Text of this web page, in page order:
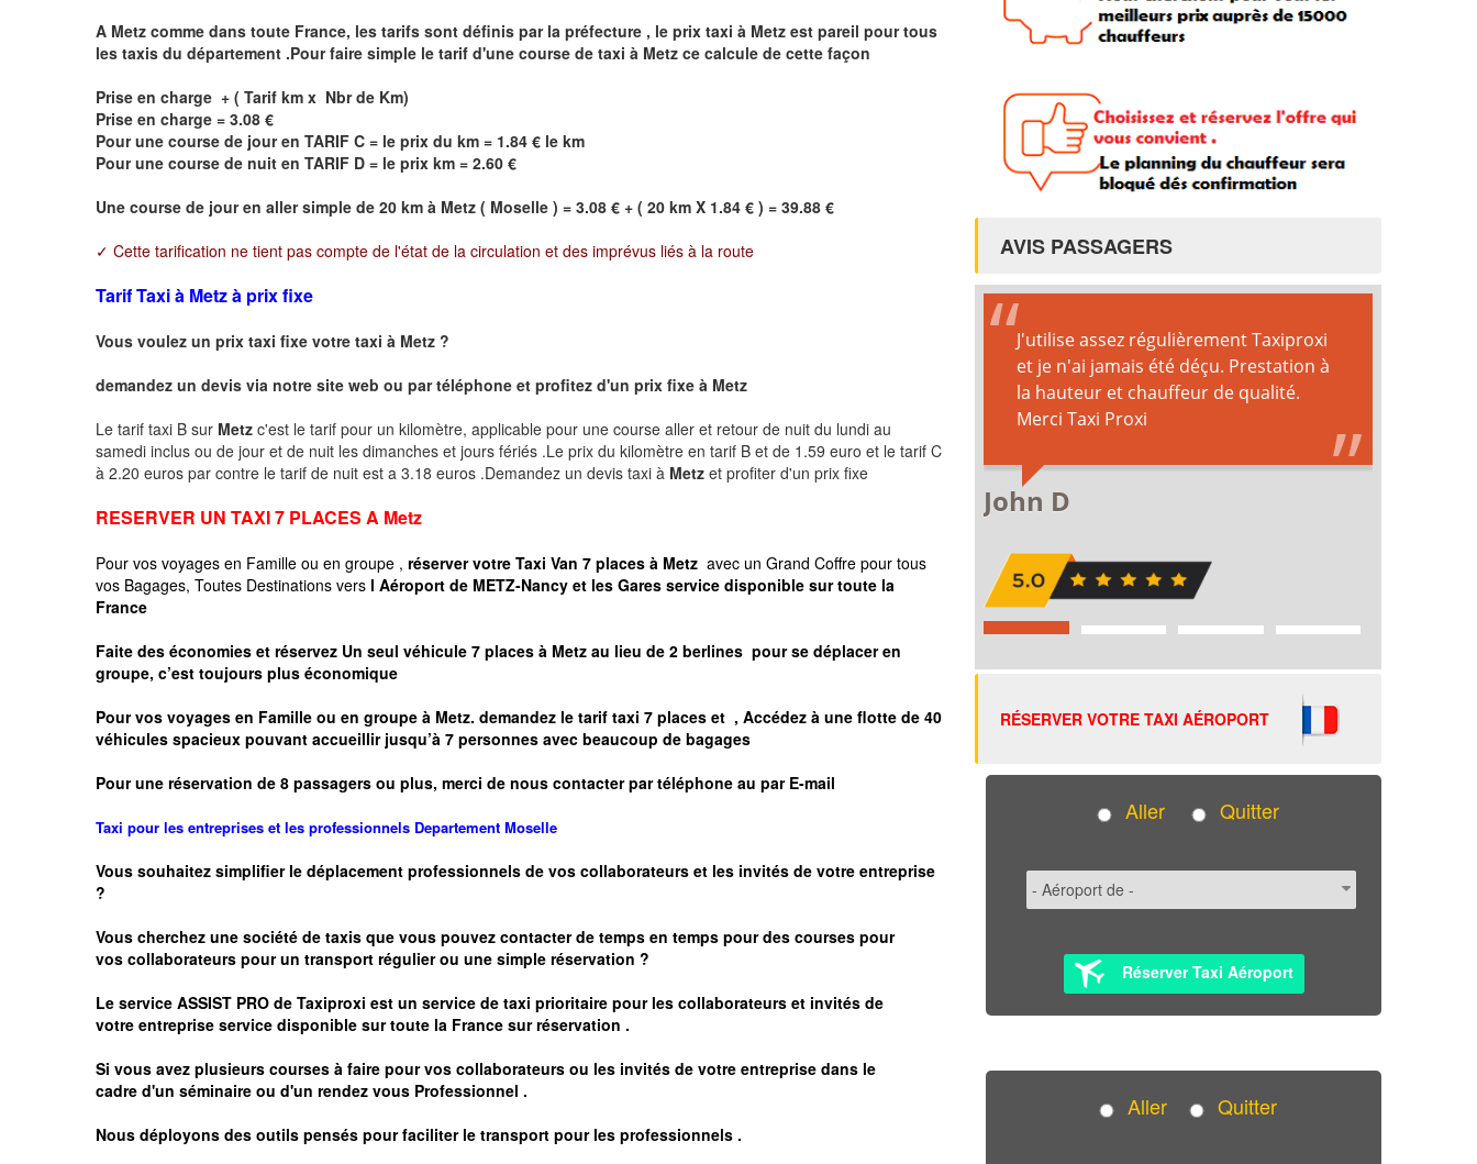
A Metz comme dans toute France, les tarifs sont définis par la préfecture , le prix taxi à Metz est pareil pour tous
les taxis du département .Pour faire simple le tarif d'une course de taxi à Metz ce calcule de cette façon
Prise en charge + ( Tarif km x Nbr de Km)
Prise en charge = 3.08 €
Pour une course de jour en TARIF C = le prix du km = 1.84 € le km
Pour une course de nuit en TARIF D = le prix km = 2.60 €
Une course de jour en aller simple de 20 km à Metz ( Moselle ) = 3.08 € + ( 20 km X 1.84 € ) = 39.88 €
✓ Cette tarification ne tient pas compte de l'état de la circulation et des imprévus liés à la route
Tarif Taxi à Metz à prix fixe
Vous voulez un prix taxi fixe votre taxi à Metz ?
demandez un devis via notre site web ou par téléphone et profitez d'un prix fixe à Metz
Le tarif taxi B sur Metz c'est le tarif pour un kilomètre, applicable pour une course aller et retour de nuit du lundi au
samedi inclus ou de jour et de nuit les dimanches et jours fériés .Le prix du kilomètre en tarif B et de 1.59 euro et le tarif C
à 2.20 euros par contre le tarif de nuit est a 3.18 euros .Demandez un devis taxi à Metz et profiter d'un prix fixe
RESERVER UN TAXI 7 PLACES A Metz
Pour vos voyages en Famille ou en groupe , réserver votre Taxi Van 7 places à Metz avec un Grand Coffre pour tous
vos Bagages, Toutes Destinations vers l Aéroport de METZ-Nancy et les Gares service disponible sur toute la
France
Faite des économies et réservez Un seul véhicule 7 places à Metz au lieu de 2 berlines pour se déplacer en
groupe, c’est toujours plus économique
Pour vos voyages en Famille ou en groupe à Metz. demandez le tarif taxi 7 places et , Accédez à une flotte de 40
véhicules spacieux pouvant accueillir jusqu’à 7 personnes avec beaucoup de bagages
Pour une réservation de 8 passagers ou plus, merci de nous contacter par téléphone au par E-mail
Taxi pour les entreprises et les professionnels Departement Moselle
Vous souhaitez simplifier le déplacement professionnels de vos collaborateurs et les invités de votre entreprise
?
Vous cherchez une société de taxis que vous pouvez contacter de temps en temps pour des courses pour
vos collaborateurs pour un transport régulierou une simple réservation ?
Le service ASSIST PRO de Taxiproxi est un service de taxi prioritaire pour les collaborateurs et invités de
votre entreprise service disponible sur toute la France sur réservation .
Si vous avez plusieurs courses à faire pour vos collaborateurs ou les invités de votre entreprise dans le
cadre d'un séminaire ou d'un rendez vous Professionnel .
Nous déployons des outils pensés pour faciliter le transport pour les professionnels .
AVIS PASSAGERS
RÉSERVER VOTRE TAXI AÉROPORT
Aller Quitter
Réserver Taxi Aéroport
Aller Quitter